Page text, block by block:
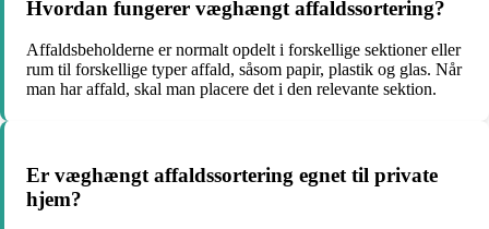
Hvordan fungerer væghængt affaldssortering?
Affaldsbeholderne er normalt opdelt i forskellige sektioner eller
rum til forskellige typer affald, såsom papir, plastik og glas. Når
man har affald, skal man placere det i den relevante sektion.
Er væghængt affaldssortering egnet til private
hjem?